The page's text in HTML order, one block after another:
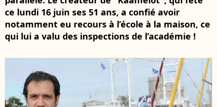
ce lundi 16 juin ses 51 ans, a confié avoir
notamment eu recours à l’école à la maison, ce
qui lui a valu des inspections de l’académie !